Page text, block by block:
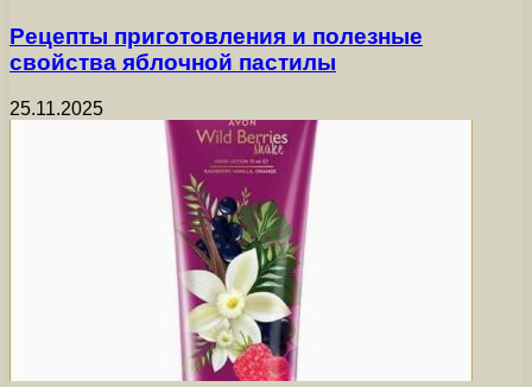
Рецепты приготовления и полезные
свойства яблочной пастилы
25.11.2025